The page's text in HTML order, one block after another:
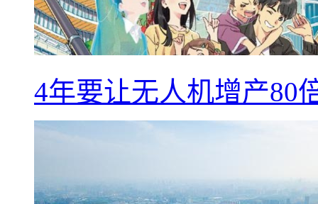
4年要让无人机增产80